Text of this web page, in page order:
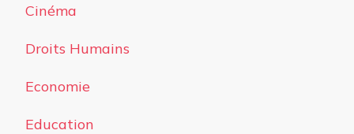
Cinéma
Droits Humains
Economie
Education